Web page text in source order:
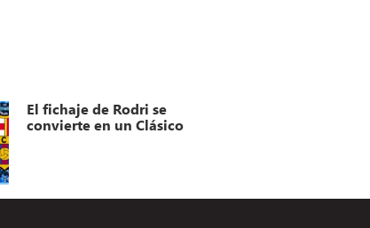
El fichaje de Rodri se
convierte en un Clásico